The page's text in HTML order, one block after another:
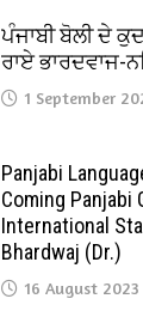
ਪੰਜਾਬੀ ਬੋਲੀ ਦੇ
ਰਾਏ ਭਾਰਦਵਾਜ-
1 September
Panjabi
Coming Panjabi
International
Bhardwaj (Dr.)
16 August 2023